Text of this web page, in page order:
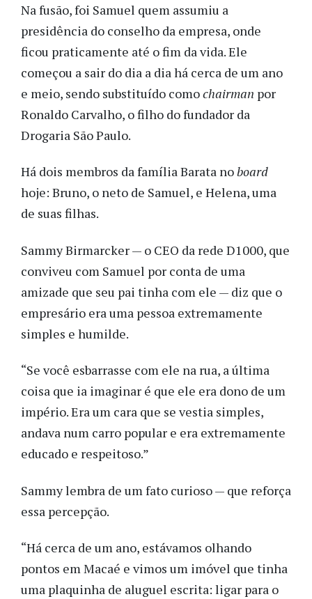
Na fusão, foi Samuel quem assumiu a
presidência do conselho da empresa, onde
ficou praticamente até o fim da vida. Ele
começou a sair do dia a dia há cerca de um ano
e meio, sendo substituído comochairman por
Ronaldo Carvalho, o filho do fundador da
Drogaria São Paulo.
Há dois membros da família Barata noboard
hoje: Bruno, o neto de Samuel, e Helena, uma
de suas filhas.
Sammy Birmarcker — o CEO da rede D1000, que
conviveu com Samuel por conta de uma
amizade que seu pai tinha com ele — diz que o
empresário era uma pessoa extremamente
simples e humilde.
“Se você esbarrasse com ele na rua, a última
coisa que ia imaginar é que ele era dono de um
império. Era um cara que se vestia simples,
andava num carro popular e era extremamente
educado e respeitoso.”
Sammy lembra de um fato curioso — que reforça
essa percepção.
“Há cerca de um ano, estávamos olhando
pontos em Macaé e vimos um imóvel que tinha
uma plaquinha de aluguel escrita: ligar para o